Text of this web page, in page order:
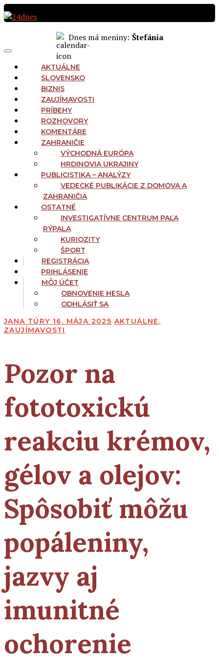
Preskočiť
na
Dnes má meniny: Štefánia
NAVIGATION
Menu
AKTUÁLNE
SLOVENSKO
BIZNIS
ZAUJÍMAVOSTI
PRÍBEHY
ROZHOVORY
KOMENTÁRE
ZAHRANIČIE
VÝCHODNÁ EURÓPA
HRDINOVIA UKRAJINY
PUBLICISTIKA – ANALÝZY
VEDECKÉ PUBLIKÁCIE Z DOMOVA A
ZAHRANIČIA
OSTATNÉ
INVESTIGATÍVNE CENTRUM PAĽA
RÝPALA
KURIOZITY
ŠPORT
REGISTRÁCIA
PRIHLÁSENIE
MÔJ ÚČET
OBNOVENIE HESLA
ODHLÁSIŤ SA
JANA TÚRY 16. MÁJA 2025 AKTUÁLNE ,
ZAUJÍMAVOSTI
Pozor na
fototoxickú
reakciu krémov,
gélov a olejov:
Spôsobiť môžu
popáleniny,
jazvy aj
imunitné
ochorenie